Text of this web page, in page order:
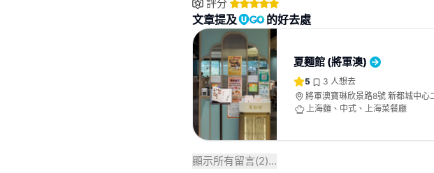
評分
文章提及 的好去處
夏麵館 (將軍澳)
5 3 人想去
將軍澳寶琳欣景路8號 新都城中心
舖
上海麵、中式、上海菜餐廳
顯示所有留言(2)...